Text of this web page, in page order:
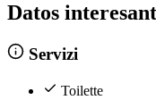
Datos
Servizi
Toilette